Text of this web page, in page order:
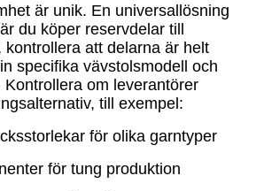
är unik. En universallösning
du köper reservdelar till
kontrollera att delarna är helt
specifika vävstolsmodell och
om leverantörer
till exempel:
för olika garntyper
för tung produktion